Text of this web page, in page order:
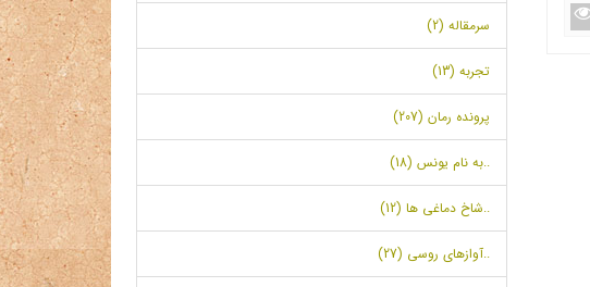
سرمقاله (2)
تجربه (13)
پرونده رمان (207)
..به نام یونس (18)
..شاخ دماغی ها (12)
..آوازهای روسی (27)